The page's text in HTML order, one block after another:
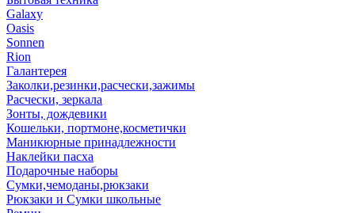
Galaxy
Oasis
Sonnen
Rion
Галантерея
Заколки,резинки,расчески,зажимы
Расчески, зеркала
Зонты, дождевики
Кошельки, портмоне,косметички
Маникюрные принадлежности
Наклейки пасха
Подарочные наборы
Сумки,чемоданы,рюкзаки
Рюкзаки и Сумки школьные